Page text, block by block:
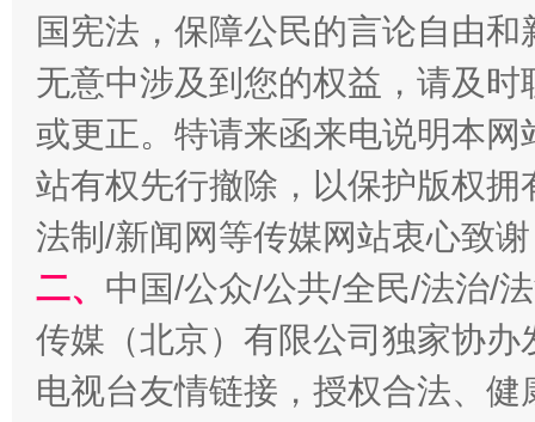
阿坝州三大球赛在茂县开幕 规模
国宪法，保障公民的言论自由
无意中涉及到您的权益，请及
或更正。特请来函来电说明本
站有权先行撤除，以保护版权
法制/新闻网等传媒网站衷心致
二、 中国/公众/公共/全民/法治/
传媒（北京）有限公司独家协
电视台友情链接，授权合法、